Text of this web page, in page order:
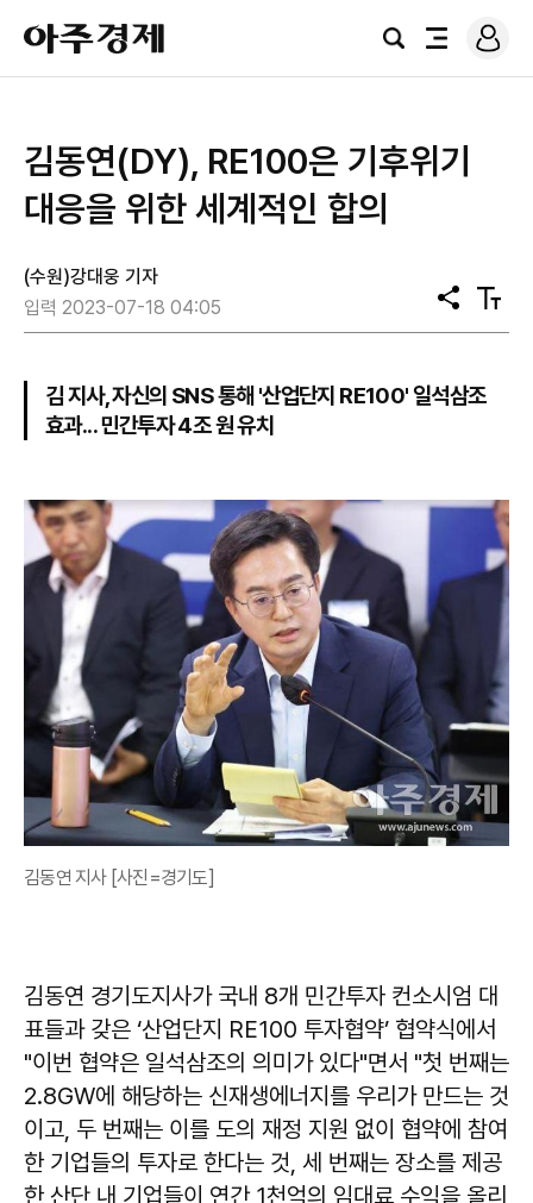
아
주
경
검
전
로
그
김동연(DY), RE100은 기후위기
대응을 위한 세계적인 합의
(수원)강대웅 기자
입력 2023-07-18 04:05
공
유
텍
스
김 지사, 자신의 SNS 통해 '산업단지 RE100' 일석삼조
효과... 민간투자 4조 원 유치
김동연 지사 [사진=경기도]
김동연 경기도지사가 국내 8개 민간투자 컨소시엄 대
표들과 갖은 ‘산업단지 RE100 투자협약’ 협약식에서
"이번 협약은 일석삼조의 의미가 있다"면서 "첫 번째는
2.8GW에 해당하는 신재생에너지를 우리가 만드는 것
이고, 두 번째는 이를 도의 재정 지원 없이 협약에 참여
한 기업들의 투자로 한다는 것, 세 번째는 장소를 제공
한 산단 내 기업들이 연간 1천억의 임대료 수익을 올리